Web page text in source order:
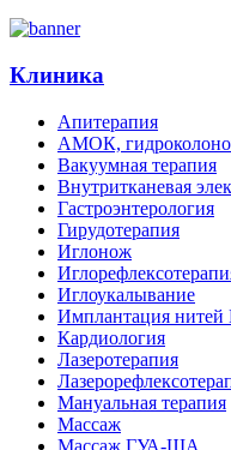
Клиника
Апитерапия
АМОК,
Вакуумная терапия
Внутритканевая
Гастроэнтерология
Гирудотерапия
Иглонож
Иглоукалывание
Имплантация нитей
Кардиология
Лазеротерапия
Мануальная терапия
Массаж
Массаж ГУА-ША